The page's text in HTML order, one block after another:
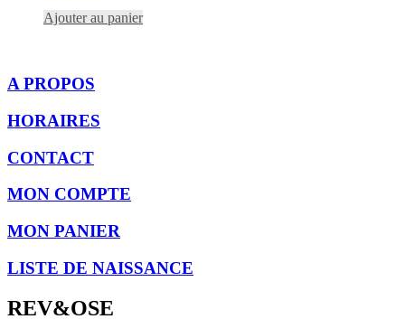
Ajouter au panier
A PROPOS
HORAIRES
CONTACT
MON COMPTE
MON PANIER
LISTE DE NAISSANCE
REV&OSE